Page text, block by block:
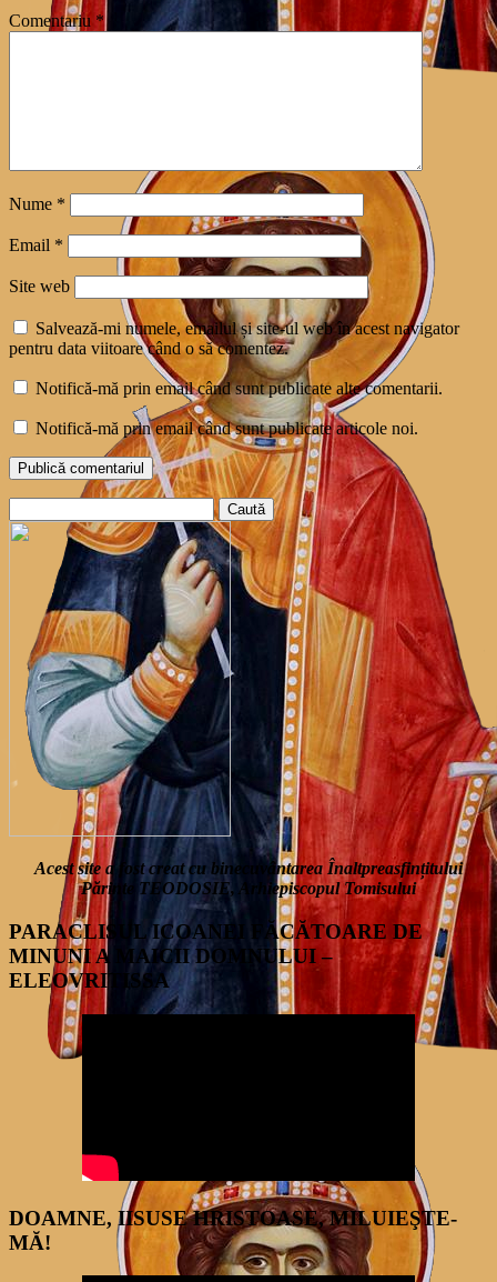
Comentariu *
Nume *
Email *
Site web
Salvează-mi numele, emailul și site-ul web în acest navigator
pentru data viitoare când o să comentez.
Notifică-mă prin email când sunt publicate alte comentarii.
Notifică-mă prin email când sunt publicate articole noi.
după:
Acest site a fost creat cu binecuvântarea Înaltpreasfințitului
Părinte TEODOSIE, Arhiepiscopul Tomisului
PARACLISUL ICOANEI FĂCĂTOARE DE
MINUNI A MAICII DOMNULUI –
ELEOVRITISSA
DOAMNE, IISUSE HRISTOASE, MILUIEŞTE-
MĂ!